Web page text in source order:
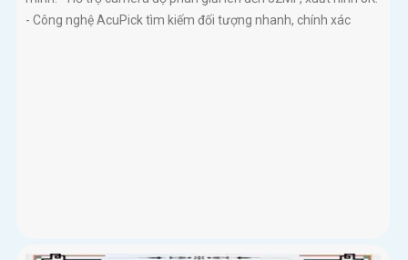
- Công nghệ AcuPick tìm kiếm đối tượng nhanh, chính xác